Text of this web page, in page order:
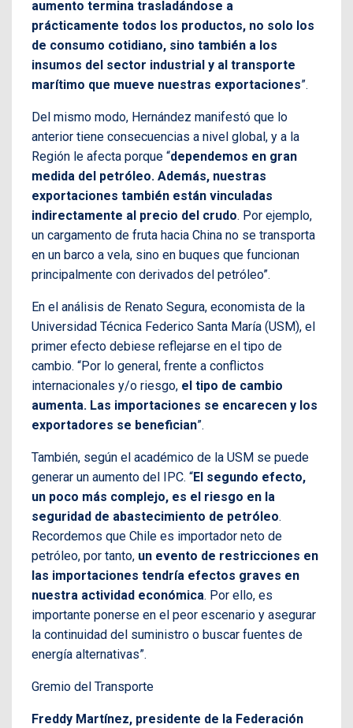
aumento termina trasladándose a
prácticamente todos los productos, no solo los
de consumo cotidiano, sino también a los
insumos del sector industrial y al transporte
marítimo que mueve nuestras exportaciones”.
Del mismo modo, Hernández manifestó que lo
anterior tiene consecuencias a nivel global, y a la
Región le afecta porque “dependemos en gran
medida del petróleo. Además, nuestras
exportaciones también están vinculadas
indirectamente al precio del crudo. Por ejemplo,
un cargamento de fruta hacia China no se transporta
en un barco a vela, sino en buques que funcionan
principalmente con derivados del petróleo”.
En el análisis de Renato Segura, economista de la
Universidad Técnica Federico Santa María (USM), el
primer efecto debiese reflejarse en el tipo de
cambio. “Por lo general, frente a conflictos
internacionales y/o riesgo, el tipo de cambio
aumenta. Las importaciones se encarecen y los
exportadores se benefician”.
También, según el académico de la USM se puede
generar un aumento del IPC. “El segundo efecto,
un poco más complejo, es el riesgo en la
seguridad de abastecimiento de petróleo.
Recordemos que Chile es importador neto de
petróleo, por tanto, un evento de restricciones en
las importaciones tendría efectos graves en
nuestra actividad económica. Por ello, es
importante ponerse en el peor escenario y asegurar
la continuidad del suministro o buscar fuentes de
energía alternativas”.
Gremio del Transporte
Freddy Martínez, presidente de la Federación